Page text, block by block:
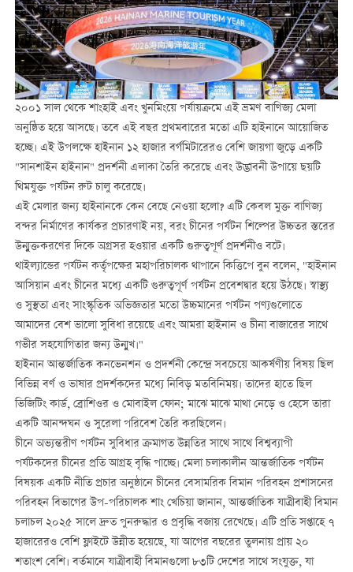
২০০১ সাল থেকে শাংহাই এবং খুনমিংয়ে পর্যায়ক্রমে এই ভ্রমণ বাণিজ্য মেলা
অনুষ্ঠিত হয়ে আসছে। তবে এই বছর প্রথমবারের মতো এটি হাইনানে আয়োজিত
হচ্ছে। এই উপলক্ষে হাইনান ১২ হাজার বর্গমিটারেরও বেশি জায়গা জুড়ে একটি
"সানশাইন হাইনান" প্রদর্শনী এলাকা তৈরি করেছে এবং উদ্ভাবনী উপায়ে ছয়টি
থিমযুক্ত পর্যটন রুট চালু করেছে।
এই মেলার জন্য হাইনানকে কেন বেছে নেওয়া হলো? এটি কেবল মুক্ত বাণিজ্য
বন্দর নির্মাণের কার্যকর প্রচারণাই নয়, বরং চীনের পর্যটন শিল্পের উচ্চতর স্তরের
উন্মুক্তকরণের দিকে অগ্রসর হওয়ার একটি গুরুত্বপূর্ণ প্রদর্শনীও বটে।
থাইল্যান্ডের পর্যটন কর্তৃপক্ষের মহাপরিচালক থাপানে কিত্তিপে বুন বলেন, "হাইনান
আসিয়ান এবং চীনের মধ্যে একটি গুরুত্বপূর্ণ পর্যটন প্রবেশদ্বার হয়ে উঠছে। স্বাস্থ্য
ও সুস্থতা এবং সাংস্কৃতিক অভিজ্ঞতার মতো উচ্চমানের পর্যটন পণ্যগুলোতে
আমাদের বেশ ভালো সুবিধা রয়েছে এবং আমরা হাইনান ও চীনা বাজারের সাথে
গভীর সহযোগিতার জন্য উন্মুখ।"
হাইনান আন্তর্জাতিক কনভেনশন ও প্রদর্শনী কেন্দ্রে সবচেয়ে আকর্ষণীয় বিষয় ছিল
বিভিন্ন বর্ণ ও ভাষার প্রদর্শকদের মধ্যে নিবিড় মতবিনিময়। তাদের হাতে ছিল
ভিজিটিং কার্ড, ব্রোশিওর ও মোবাইল ফোন; মাঝে মাঝে মাথা নেড়ে ও হেসে তারা
একটি আনন্দঘন ও সুরেলা পরিবেশ তৈরি করছিলেন।
চীনে অভ্যন্তরীণ পর্যটন সুবিধার ক্রমাগত উন্নতির সাথে সাথে বিশ্বব্যাপী
পর্যটকদের চীনের প্রতি আগ্রহ বৃদ্ধি পাচ্ছে। মেলা চলাকালীন আন্তর্জাতিক পর্যটন
বিষয়ক একটি নীতি প্রচার অনুষ্ঠানে চীনের বেসামরিক বিমান পরিবহন প্রশাসনের
পরিবহন বিভাগের উপ-পরিচালক শাং খেচিয়া জানান, আন্তর্জাতিক যাত্রীবাহী বিমান
চলাচল ২০২৫ সালে দ্রুত পুনরুদ্ধার ও প্রবৃদ্ধি বজায় রেখেছে। এটি প্রতি সপ্তাহে ৭
হাজারেরও বেশি ফ্লাইটে উন্নীত হয়েছে, যা আগের বছরের তুলনায় প্রায় ২০
শতাংশ বেশি। বর্তমানে যাত্রীবাহী বিমানগুলো ৮৩টি দেশের সাথে সংযুক্ত, যা